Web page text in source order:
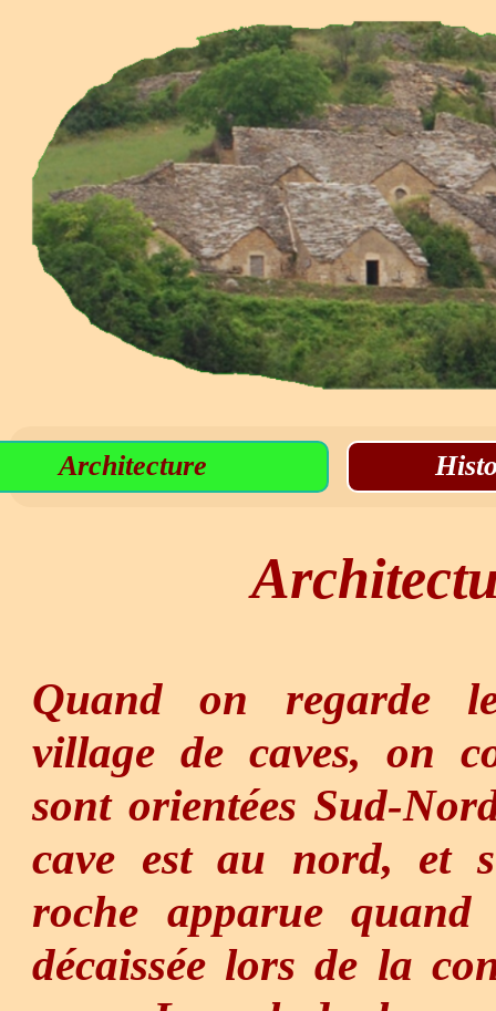
Architecture
Quand on regarde
village de caves, on
sont orientées Sud-
cave est au nord, et
roche apparue
décaissée lors de la